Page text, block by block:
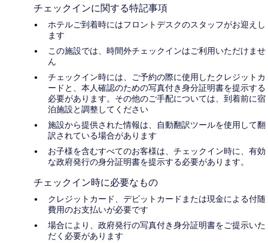
チェックインに関する特記事項
ホテルご到着時にはフロントデスクのスタッフがお迎えし
ます
この施設では、時間外チェックインはご利用いただけませ
ん
チェックイン時には、ご予約の際に使用したクレジットカ
ードと、本人確認のための写真付き身分証明書を提示する
必要があります。その他のご手配については、到着前に宿
泊施設と調整してください
施設から提供された情報は、自動翻訳ツールを使用して翻
訳されている場合があります
お子様を含むすべてのお客様は、チェックイン時に、有効
な政府発行の身分証明書を提示する必要があります。
チェックイン時に必要なもの
クレジットカード、デビットカードまたは現金による付随
費用のお支払いが必要です
場合により、政府発行の写真付き身分証明書をご提示いた
だく必要があります